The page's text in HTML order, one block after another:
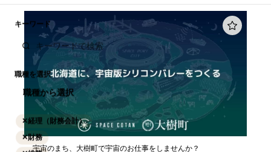
キーワード
職種を選択
職種から選択
✕経理（財務会計）
✕財務
宇宙のまち、大樹町で宇宙のお仕事をしませんか？